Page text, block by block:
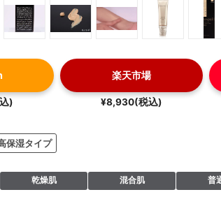
)
楽天市場
¥8,930(税込)
保湿タイプ
乾燥肌 混合肌 普